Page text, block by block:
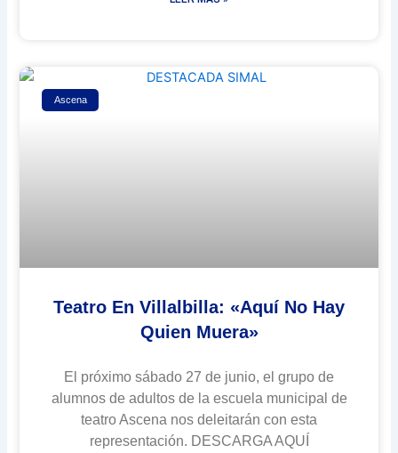
Ascena
Teatro En Villalbilla: «Aquí No Hay
Quien Muera»
El próximo sábado 27 de junio, el grupo de
alumnos de adultos de la escuela municipal de
teatro Ascena nos deleitarán con esta
representación. DESCARGA AQUÍ